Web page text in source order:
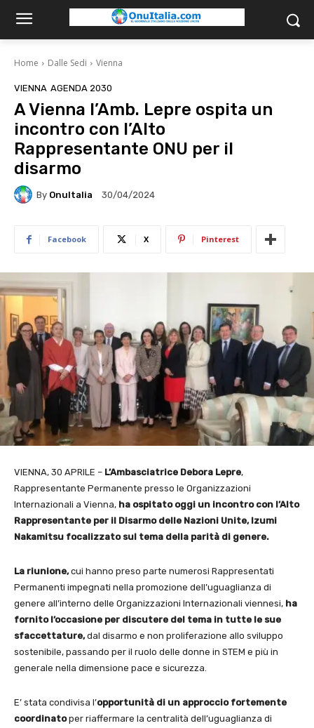
Home Dalle Sedi Vienna
VIENNA AGENDA 2030
A Vienna l’Amb. Lepre ospita un
incontro con l’Alto
Rappresentante ONU per il
disarmo
By OnuItalia 30/04/2024
Facebook X Pinterest
VIENNA, 30 APRILE – L’Ambasciatrice Debora Lepre,
Rappresentante Permanente presso le Organizzazioni
Internazionali a Vienna, ha ospitato oggi un incontro con l’Alto
Rappresentante per il Disarmo delle Nazioni Unite, Izumi
Nakamitsu focalizzato sul tema della parità di genere.
La riunione,cui hanno preso parte numerosi Rappresentati
Permanenti impegnati nella promozione dell’uguaglianza di
genere all’interno delle Organizzazioni Internazionali viennesi, ha
fornito l’occasione per discutere del tema in tutte le sue
sfaccettature,dal disarmo e non proliferazione allo sviluppo
sostenibile, passando per il ruolo delle donne in STEM e più in
generale nella dimensione pace e sicurezza.
E’ stata condivisa l’opportunità di un approccio fortemente
coordinatoper riaffermare la centralità dell’uguaglianza di